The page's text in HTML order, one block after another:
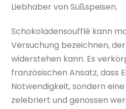
Liebhaber von Süßspeisen.
Schokoladensoufflé kann
Versuchung bezeichnen,
widerstehen kann. Es
französischen Ansatz, dass
Notwendigkeit, sondern
zelebriert und genossen